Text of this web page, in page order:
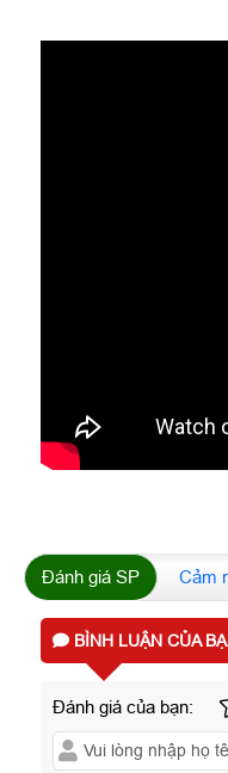
Đánh giá SP Cảm
BÌNH LUẬN CỦA
Đánh giá của bạn: